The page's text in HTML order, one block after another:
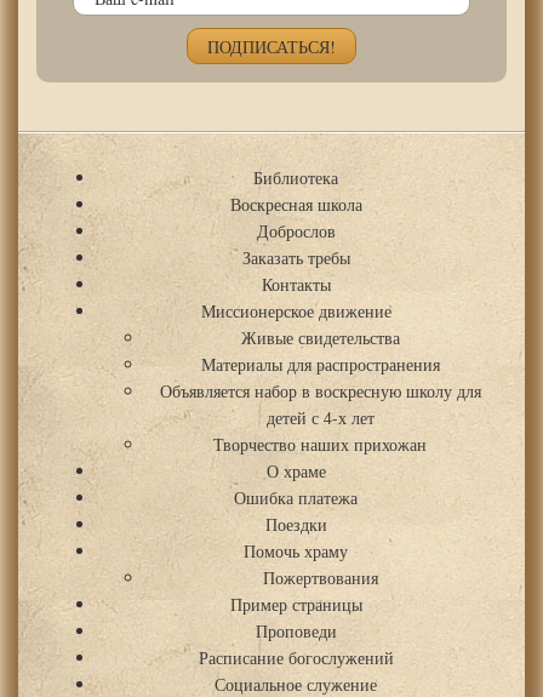
Библиотека
Воскресная школа
Доброслов
Заказать требы
Контакты
Миссионерское движение
Живые свидетельства
Материалы для распространения
Объявляется набор в воскресную школу для
детей с 4-х лет
Творчество наших прихожан
О храме
Ошибка платежа
Поездки
Помочь храму
Пожертвования
Пример страницы
Проповеди
Расписание богослужений
Социальное служение